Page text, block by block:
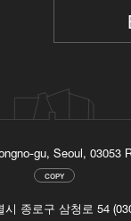
gu, Seoul, 03053
COPY
시 종로구 삼청로 54